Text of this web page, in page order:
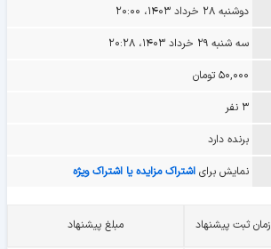
دوشنبه ۲۸ خرداد ۱۴۰۳، ۲۰:۰۰
سه شنبه ۲۹ خرداد ۱۴۰۳، ۲۰:۲۸
۵۰,۰۰۰ تومان
۳ نفر
برنده دارد
نمایش برای اشتراک مزایده یا اشتراک ویژه
زمان ثبت پیشنهاد مبلغ پیشنهاد